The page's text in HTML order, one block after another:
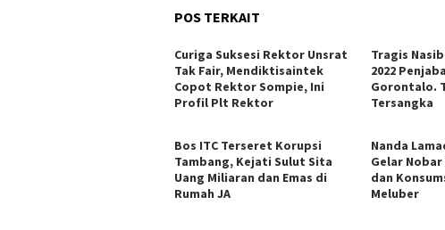
POS TERKAIT
Curiga Suksesi Rektor Unsrat
Tak Fair, Mendiktisaintek
Copot Rektor Sompie, Ini
Profil Plt Rektor
Tragis
2022
Gorontalo.
Tersangka
Bos ITC Terseret Korupsi
Tambang, Kejati Sulut Sita
Uang Miliaran dan Emas di
Rumah JA
Nanda
Gelar Nobar
dan
Meluber